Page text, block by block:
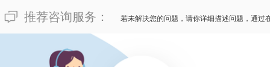
推荐咨询服务： 若未解决您的问题，请你详细描述问题，通过